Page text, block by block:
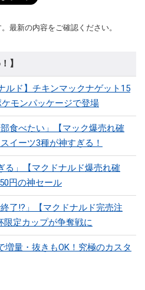
最新の内容をご確認ください。
】
ルド】チキンマックナゲット15
モンパッケージで登場
食べたい」【マック爆売れ確
イーツ3種が神すぎる！
る」【マクドナルド爆売れ確
円の神セール
了!?」【マクドナルド完売注
限定カップが争奪戦に
増量・抜きもOK！究極のカスタ